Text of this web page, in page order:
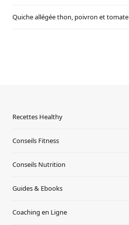
Quiche allégée thon, poivron et tomate
Recettes Healthy
Conseils Fitness
Conseils Nutrition
Guides & Ebooks
Coaching en Ligne